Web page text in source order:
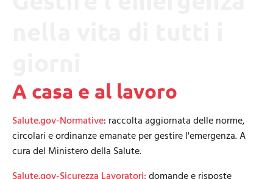
A casa e al lavoro
Salute.gov-Normative: raccolta aggiornata delle norme,
circolari e ordinanze emanate per gestire l'emergenza. A
cura del Ministero della Salute.